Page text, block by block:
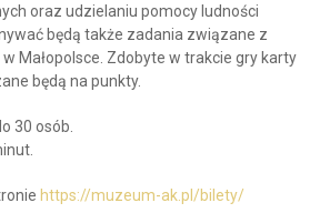
oraz udzielaniu pomocy ludności
będą także zadania związane z
Małopolsce. Zdobyte w trakcie gry karty
będą na punkty.
30 osób.
https://muzeum-ak.pl/bilety/